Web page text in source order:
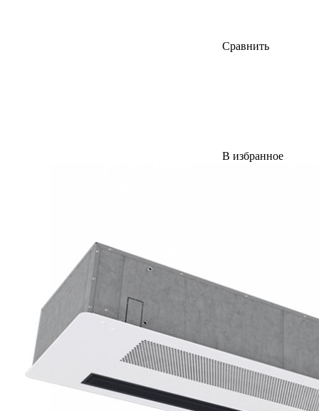
Сравнить
В избранное